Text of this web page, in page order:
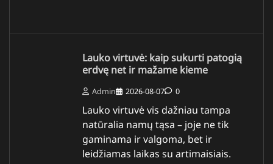
Lauko virtuvė: kaip sukurti patogią
erdvę net ir mažame kieme
Admin 2026-08-07 0
Lauko virtuvė vis dažniau tampa
natūralia namų tąsa – joje ne tik
gaminama ir valgoma, bet ir
leidžiamas laikas su artimaisiais.